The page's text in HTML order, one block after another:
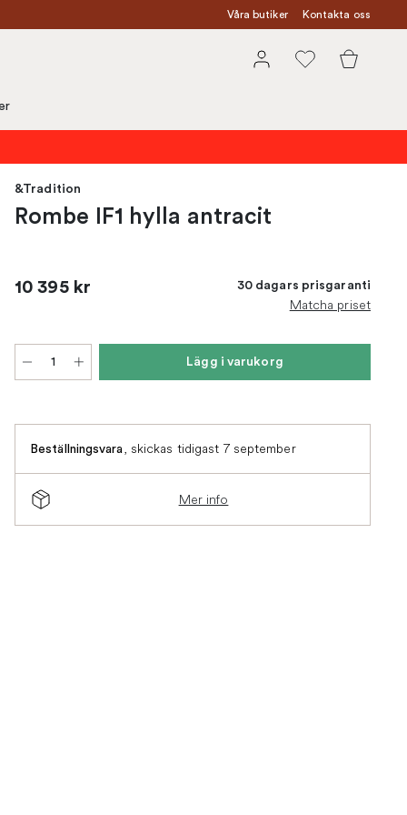
Våra butiker Kontakta oss
&Tradition
Rombe IF1 hylla antracit
10 395 kr 30 dagars prisgaranti
Matcha priset
Lägg i varukorg
Beställningsvara, skickas tidigast 7 september
Mer info